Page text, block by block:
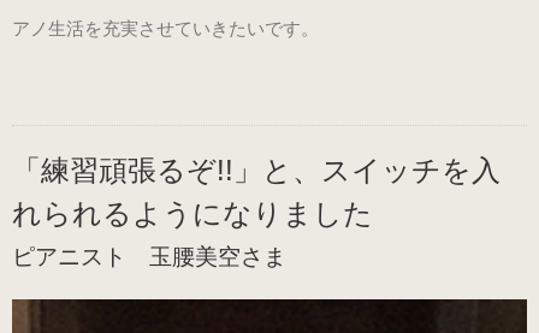
アノ生活を充実させていきたいです。
「練習頑張るぞ!!」と、スイッチを入
れられるようになりました
ピアニスト 玉腰美空さま